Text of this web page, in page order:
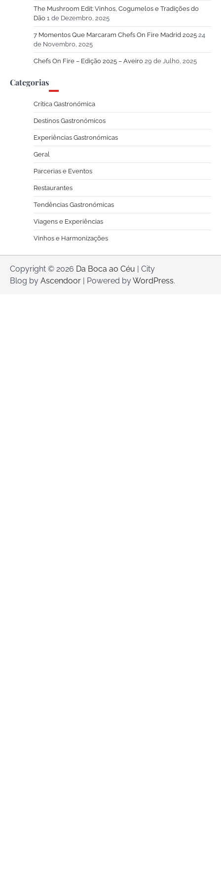
The Mushroom Edit: Vinhos, Cogumelos e Tradições do
Dão 1 de Dezembro, 2025
7 Momentos Que Marcaram Chefs On Fire Madrid 2025 24
de Novembro, 2025
Chefs On Fire – Edição 2025 – Aveiro 29 de Julho, 2025
Categorias
Crítica Gastronómica
Destinos Gastronómicos
Experiências Gastronómicas
Geral
Parcerias e Eventos
Restaurantes
Tendências Gastronómicas
Viagens e Experiências
Vinhos e Harmonizações
Copyright © 2026 Da Boca ao Céu | City
Blog by Ascendoor | Powered byWordPress.